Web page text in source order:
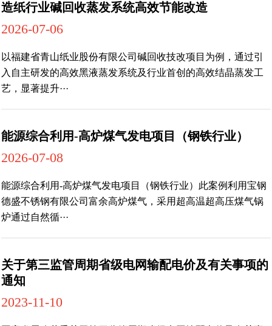
造纸行业碱回收蒸发系统高效节能改造
2026-07-06
以福建省青山纸业股份有限公司碱回收技改项目为例，通过引
入自主研发的高效黑液蒸发系统及行业首创的高效结晶蒸发工
艺，显著提升···
能源综合利用-高炉煤气发电项目（钢铁行业）
2026-07-08
能源综合利用-高炉煤气发电项目（钢铁行业）此案例利用宝钢
德盛不锈钢有限公司富余高炉煤气，采用超高温超高压煤气锅
炉通过自然循···
关于第三监管周期省级电网输配电价及有关事项的
通知
2023-11-10